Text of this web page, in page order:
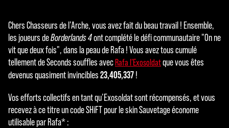
Chers Chasseurs de l’Arche, vous avez fait du beau travail ! Ensemble,
les joueurs deBorderlands 4ont complété le défi communautaire "On ne
vit que deux fois", dans la peau de Rafa ! Vous avez tous cumulé
tellement de Seconds souffles avec Rafa l’Exosoldatque vous êtes
devenus quasiment invincibles23,405,337!
Vos efforts collectifs en tant qu’Exosoldat sont récompensés, et vous
recevez à ce titre un code SHiFT pour le skin Sauvetage économe
utilisable par Rafa* :